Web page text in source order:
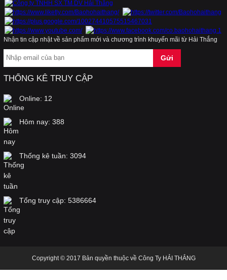
Hãy quan tâm và lựa chọn bộ trang phục bảo
hộ lao động phù hợp với công việc của bạn
Làm thế nào để có nguồn nước sạch, đảm bảo
Băng cảnh báo điện, băng chôn cùng cáp điện,
cuộn rào điện, cuộn nhựa điện, cuộn vàng
Nhận tin cập nhật về sản phẩm mới và chương trình khuyến mãi từ Hải Thắng
THỐNG KÊ TRUY CẬP
Online: 12
Hôm nay: 388
Thống kê tuần: 3094
Tổng truy cập: 5386664
Copyright © 2017 Bản quyền thuộc về Công Ty HẢI THẮNG